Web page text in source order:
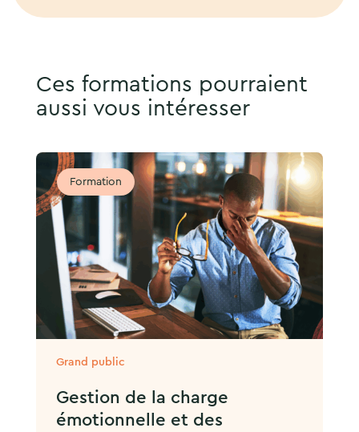
Ces formations pourraient
aussi vous intéresser
Formation
Grand public
Gestion de la charge
émotionnelle et des